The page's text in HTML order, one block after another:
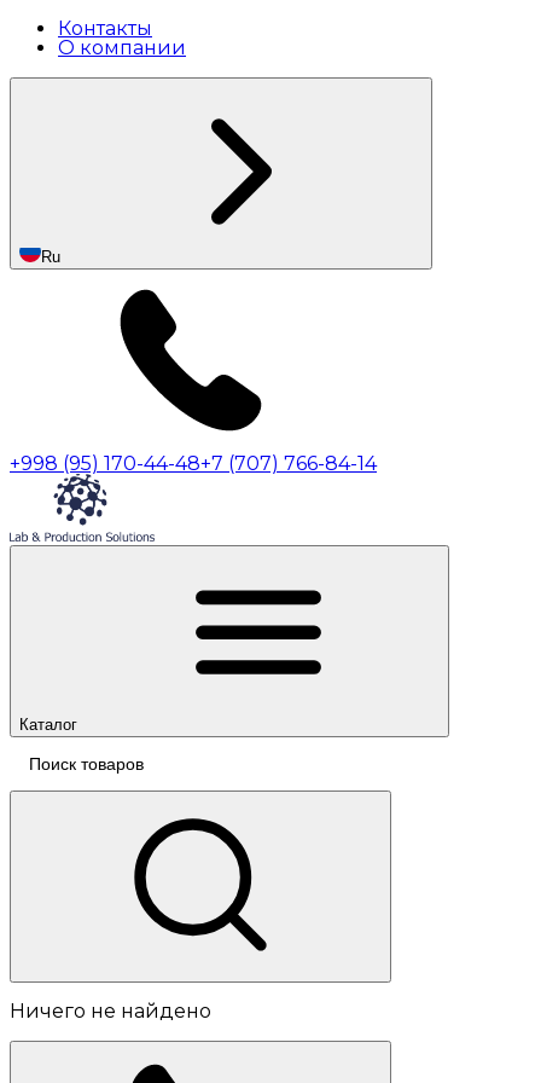
Контакты
О компании
Ru
+998 (95) 170-44-48+7 (707) 766-84-14
Каталог
Ничего не найдено